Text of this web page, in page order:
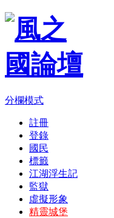
分欄模式
註冊
登錄
國民
標籤
江湖浮生記
監獄
虛擬形象
精靈城堡